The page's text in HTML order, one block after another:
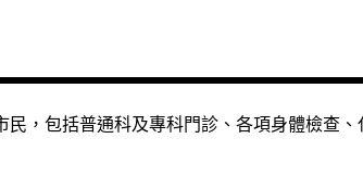
，包括普通科及專科門診、各項身體檢查